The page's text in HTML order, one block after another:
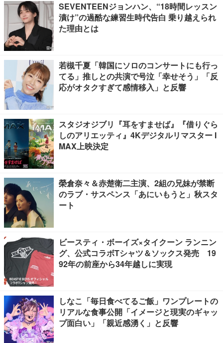
SEVENTEENジョンハン、“18時間レッスン
漬け”の過酷な練習生時代告白 乗り越えられ
た理由とは
若槻千夏「韓国にソロのコンサートにも行っ
てる」推しとの共演で号泣「幸せそう」「反
応がオタクすぎて感情移入」と反響
スタジオジブリ『耳をすませば』『借りぐら
しのアリエッティ』4Kデジタルリマスター I
MAX上映決定
榮倉奈々＆赤楚衛二主演、2組の兄妹が禁断
のラブ・サスペンス「あにいもうと」秋スタ
ート
ビースティ・ボーイズ×タイクーン ランニン
グ、公式コラボTシャツ＆ソックス発売 19
92年の前座から34年越しに実現
しなこ「毎日食べてるご飯」ワンプレートの
リアルな食事公開「イメージと現実のギャッ
プ面白い」「親近感湧く」と反響